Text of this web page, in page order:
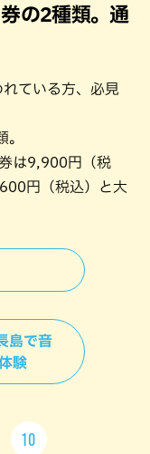
の2種類。通
ている方、必見
は9,900円（税
円（税込）と大
島で音
験
10